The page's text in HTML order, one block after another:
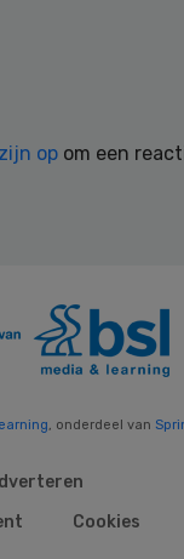
op om een
, onderdeel van
Cookies